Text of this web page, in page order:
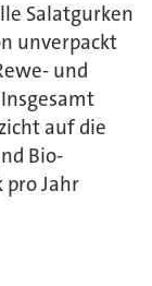
Salatgurken
unverpackt
und
auf die
Bio-
pro Jahr